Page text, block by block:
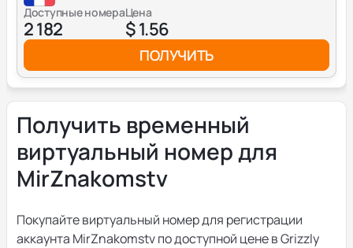
Доступные номера
2 182
Цена
$ 1.56
ПОЛУЧИТЬ
Получить временный
виртуальный номер для
MirZnakomstv
Покупайте виртуальный номер для регистрации
аккаунта MirZnakomstv по доступной цене в Grizzly